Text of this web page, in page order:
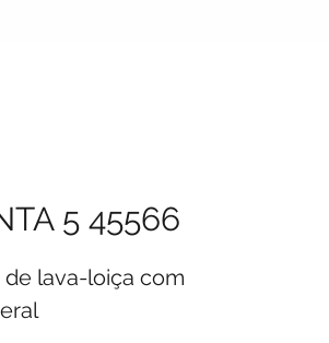
5 45566
lava-loiça com